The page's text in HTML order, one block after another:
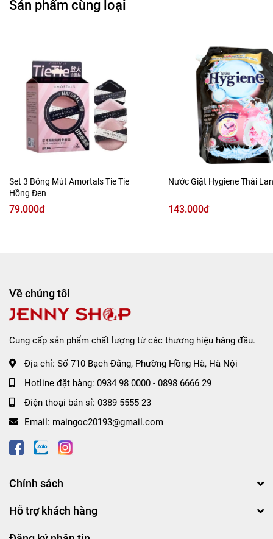
* Một mặt được dùng để lấy lớp trang, bụi bẩn được dễ
Sản phẩm cùng loại
Set 3 Bông Mút Amortals Tie Tie
Hồng Đen
79.000đ
Nước Giặt Hygiene Thái
143.000đ
Về chúng tôi
Cung cấp sản phẩm chất lượng từ các thương hiệu hàng đầu.
Địa chỉ: Số 710 Bạch Đằng, Phường Hồng Hà, Hà Nội
Hotline đặt hàng: 0934 98 0000 - 0898 6666 29
Điện thoại bán sỉ: 0389 5555 23
Email: maingoc20193@gmail.com
Chính sách
Hỗ trợ khách hàng